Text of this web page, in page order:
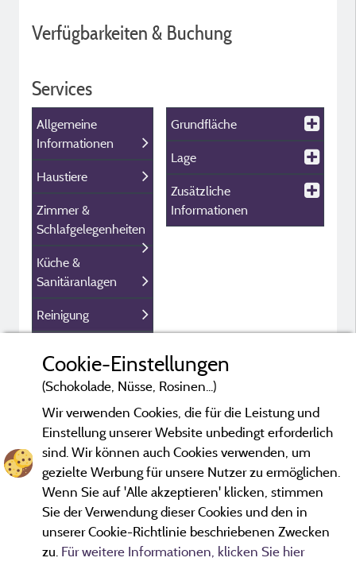
Verfügbarkeiten & Buchung
Services
Allgemeine
Informationen
Haustiere
Zimmer &
Schlafgelegenheiten
Küche &
Sanitäranlagen
Reinigung
Außenaustattung
Sicherheit &
Parkplatz
Kundeninformation
Grundfläche
Lage
Zusätzliche
Informationen
Cookie-Einstellungen
(Schokolade, Nüsse, Rosinen...)
Wir verwenden Cookies, die für die Leistung und
Einstellung unserer Website unbedingt erforderlich
sind. Wir können auch Cookies verwenden, um
gezielte Werbung für unsere Nutzer zu ermöglichen.
Wenn Sie auf 'Alle akzeptieren' klicken, stimmen
Sie der Verwendung dieser Cookies und den in
unserer Cookie-Richtlinie beschriebenen Zwecken
zu. Für weitere Informationen, klicken Sie hier